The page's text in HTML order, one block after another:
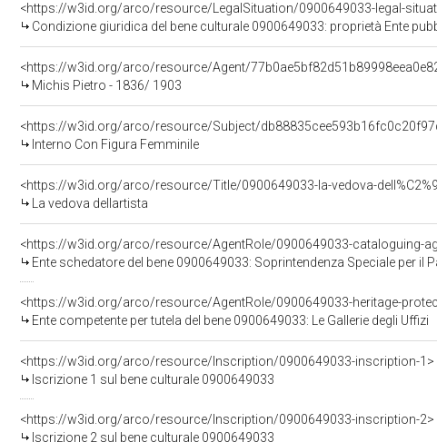
<https://w3id.org/arco/resource/LegalSituation/0900649033-legal-
Condizione giuridica del bene culturale 0900649033: proprietà Ente
<https://w3id.org/arco/resource/Agent/
Michis Pietro - 1836/ 1903
<https://w3id.org/arco/resource/Subject/
Interno Con Figura Femminile
<https://w3id.org/arco/resource/Title/0900649033-la-vedova-
La vedova dellartista
<https://w3id.org/arco/resource/AgentRole/0900649033-cataloguing-
Ente schedatore del bene 0900649033: Soprintendenza Speciale per il
<https://w3id.org/arco/resource/AgentRole/0900649033-heritage-
Ente competente per tutela del bene 0900649033: Le Gallerie degli Uffizi
<https://w3id.org/arco/resource/Inscription/0900649033-inscription-1>
Iscrizione 1 sul bene culturale 0900649033
<https://w3id.org/arco/resource/Inscription/0900649033-inscription-2>
Iscrizione 2 sul bene culturale 0900649033